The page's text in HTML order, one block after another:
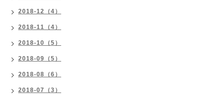
2018-12（4）
2018-11（4）
2018-10（5）
2018-09（5）
2018-08（6）
2018-07（3）